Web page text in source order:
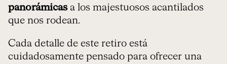
panorámicasa los majestuosos acantilados
que nos rodean.
Cada detalle de este retiro está
cuidadosamente pensado para ofrecer una